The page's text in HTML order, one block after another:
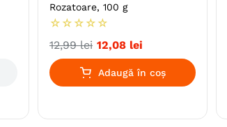
Rozatoare, 100 g
☆ ☆ ☆ ☆ ☆
12,99 lei 12,08 lei
Adaugă în coș